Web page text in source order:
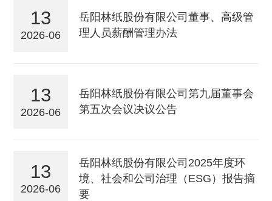
13
2026-06
岳阳林纸股份有限公司董事、高级管
理人员薪酬管理办法
13
2026-06
岳阳林纸股份有限公司第九届董事会
第五次会议决议公告
13
2026-06
岳阳林纸股份有限公司2025年度环
境、社会和公司治理（ESG）报告摘
要